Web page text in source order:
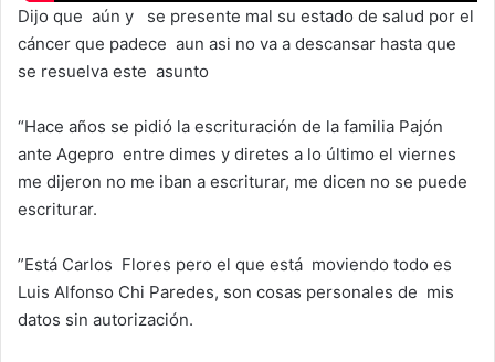
Dijo que aún y se presente mal su estado de salud por el
cáncer que padece aun asi no va a descansar hasta que
se resuelva este asunto
“Hace años se pidió la escrituración de la familia Pajón
ante Agepro entre dimes y diretes a lo último el viernes
me dijeron no me iban a escriturar, me dicen no se puede
escriturar.
”Está Carlos Flores pero el que está moviendo todo es
Luis Alfonso Chi Paredes, son cosas personales de mis
datos sin autorización.